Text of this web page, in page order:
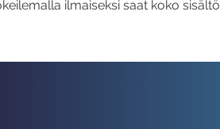
ilmaiseksi saat koko